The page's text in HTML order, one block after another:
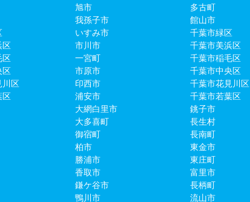
区
区
区
川区
区
旭市
我孫子市
いすみ市
市川市
一宮町
市原市
印西市
浦安市
大網白里市
大多喜町
御宿町
柏市
勝浦市
香取市
鎌ケ谷市
鴨川市
多古町
館山市
千葉市緑区
千葉市美浜区
千葉市稲毛区
千葉市中央区
千葉市花見川区
千葉市若葉区
銚子市
長生村
長南町
東金市
東庄町
富里市
長柄町
流山市